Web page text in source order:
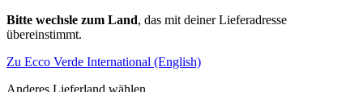
Bitte wechsle zum Land, das mit deiner Lieferadresse
übereinstimmt.
Zu Ecco Verde International (English)